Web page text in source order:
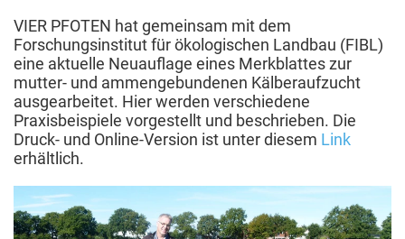
VIER PFOTEN hat gemeinsam mit dem
Forschungsinstitut für ökologischen Landbau (FIBL)
eine aktuelle Neuauflage eines Merkblattes zur
mutter- und ammengebundenen Kälberaufzucht
ausgearbeitet. Hier werden verschiedene
Praxisbeispiele vorgestellt und beschrieben. Die
Druck- und Online-Version ist unter diesem Link
erhältlich.